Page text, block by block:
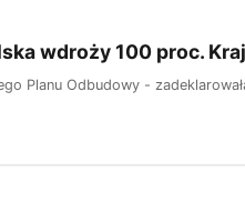
wdroży 100 proc.
Planu Odbudowy -